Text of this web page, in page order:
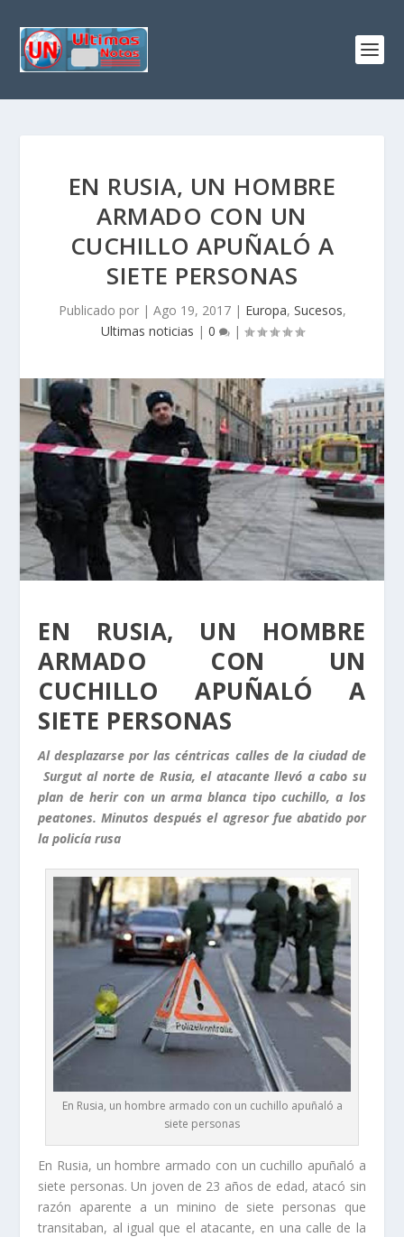
EN RUSIA, UN HOMBRE
ARMADO CON UN
CUCHILLO APUÑALÓ A
SIETE PERSONAS
Publicado por | Ago 19, 2017| Europa, Sucesos,
Ultimas noticias | 0 |
EN RUSIA, UN HOMBRE
ARMADO CON UN
CUCHILLO APUÑALÓ A
SIETE PERSONAS
Al desplazarse por las céntricas calles de la ciudad de
Surgut al norte de Rusia, el atacante llevó a cabo su
plan de herir con un arma blanca tipo cuchillo, a los
peatones. Minutos después el agresor fue abatido por
la policía rusa
En Rusia, un hombre armado con un cuchillo apuñaló a
siete personas
En Rusia, un hombre armado con un cuchillo apuñaló a
siete personas. Un joven de 23 años de edad, atacó sin
razón aparente a un minino de siete personas que
transitaban, al igual que el atacante, en una calle de la